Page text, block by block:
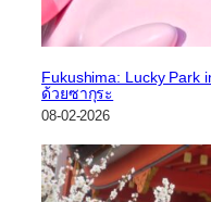
Fukushima: Lucky
ด้วยซากุระ
08-02-2026